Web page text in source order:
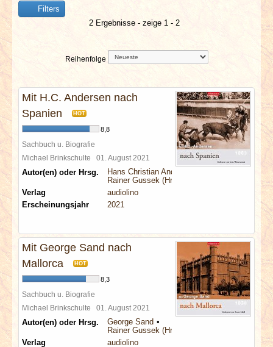
BERICHTE
SPECIALS
REDAKTION
LINKS
ARCHIV
Filters
2 Ergebnisse - zeige 1 - 2
Reihenfolge
Mit H.C. Andersen nach
Spanien
HOT
8,8
Sachbuch u. Biografie
Michael Brinkschulte 01. August 2021
Autor(en) oder Hrsg.
Hans Christian Andersen
Rainer Gussek (Hrsg.)
Verlag
audiolino
Erscheinungsjahr
2021
Mit George Sand nach
Mallorca
HOT
8,3
Sachbuch u. Biografie
Michael Brinkschulte 01. August 2021
Autor(en) oder Hrsg.
George Sand
Rainer Gussek (Hrsg.)
Verlag
audiolino